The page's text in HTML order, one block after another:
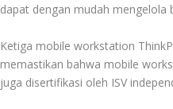
dapat dengan mudah mengelola
Ketiga mobile workstation
memastikan bahwa mobile
juga disertifikasi oleh ISV